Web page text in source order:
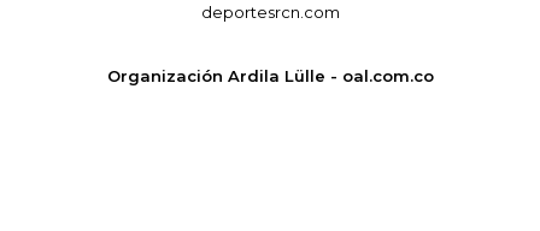
deportesrcn.com
Organización Ardila Lülle - oal.com.co